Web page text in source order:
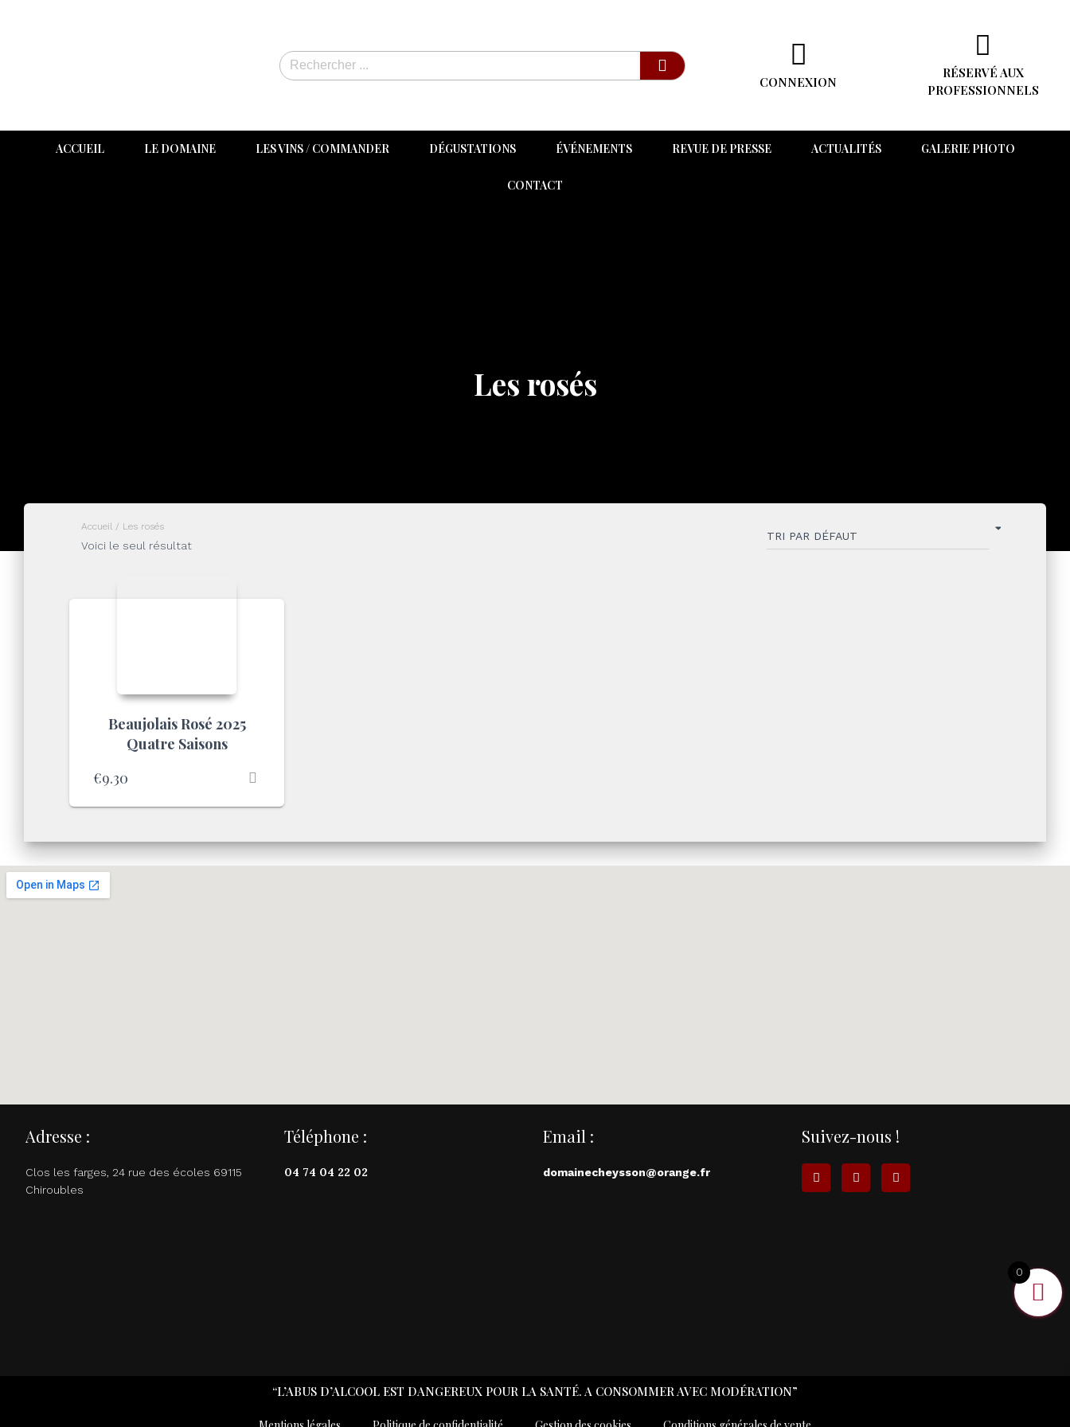
CONNEXION
RÉSERVÉ AUX
PROFESSIONNELS
ACCUEIL LE DOMAINE LES VINS / COMMANDER DÉGUSTATIONS ÉVÉNEMENTS REVUE DE PRESSE ACTUALITÉS GALERIE PHOTO
CONTACT
Les rosés
Accueil / Les rosés
Voici le seul résultat
Beaujolais Rosé 2025
Quatre Saisons
€9.30
Adresse :
Clos les farges, 24 rue des écoles 69115
Chiroubles
Téléphone :
04 74 04 22 02
Email :
domainecheysson@orange.fr
Suivez-nous !
“L’ABUS D’ALCOOL EST DANGEREUX POUR LA SANTÉ. A CONSOMMER AVEC MODÉRATION”
0